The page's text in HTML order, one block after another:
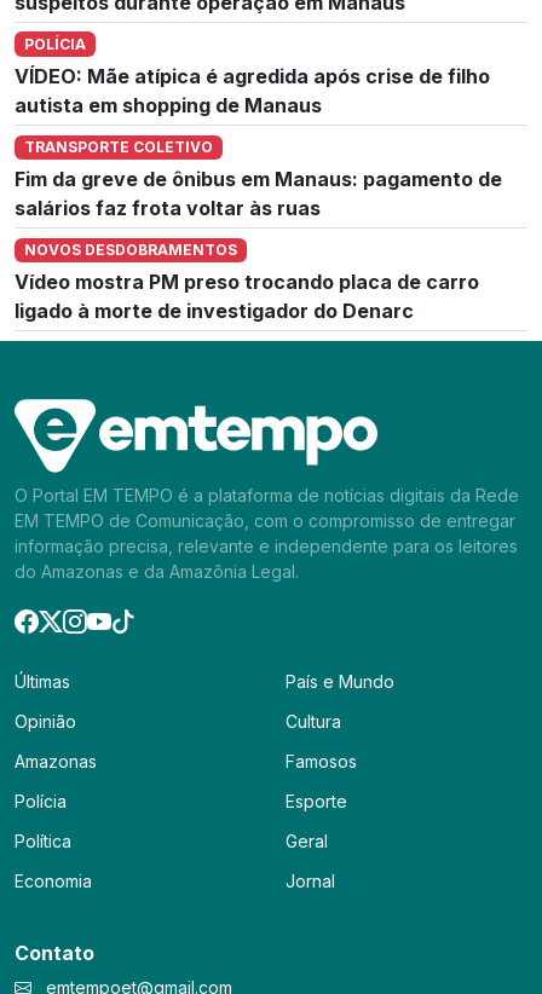
POLÍCIA
VÍDEO: Mãe atípica é agredida após crise de filho
autista em shopping de Manaus
TRANSPORTE COLETIVO
Fim da greve de ônibus em Manaus: pagamento de
salários faz frota voltar às ruas
NOVOS DESDOBRAMENTOS
Vídeo mostra PM preso trocando placa de carro
ligado à morte de investigador do Denarc
O Portal EM TEMPO é a plataforma de notícias digitais da Rede
EM TEMPO de Comunicação, com o compromisso de entregar
informação precisa, relevante e independente para os leitores
do Amazonas e da Amazônia Legal.
Últimas
Opinião
Amazonas
Polícia
Política
Economia
País e Mundo
Cultura
Famosos
Esporte
Geral
Jornal
Contato
emtempoet@gmail.com